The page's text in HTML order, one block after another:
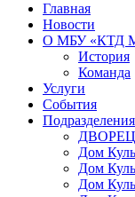
Главная
Новости
О МБУ «КТД
История
Команда
Услуги
События
Подразделения
Дом
Дом
Дом